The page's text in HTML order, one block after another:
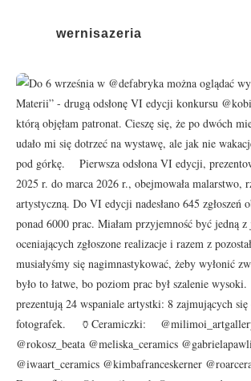
wernisazeria